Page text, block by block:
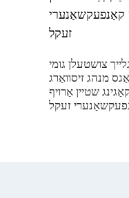
צושטעלן גומי
מנהג זיסוואַרג
שטיין אַרויף
זעקל